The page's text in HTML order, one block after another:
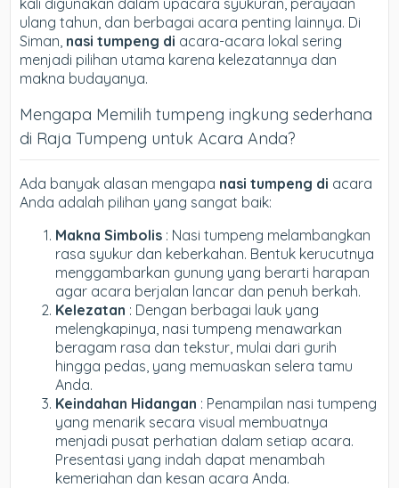
kali digunakan dalam upacara syukuran, perayaan
ulang tahun, dan berbagai acara penting lainnya. Di
Siman, nasi tumpeng di acara-acara lokal sering
menjadi pilihan utama karena kelezatannya dan
makna budayanya.
Mengapa Memilih tumpeng ingkung sederhana
di Raja Tumpeng untuk Acara Anda?
Ada banyak alasan mengapa nasi tumpeng di acara
Anda adalah pilihan yang sangat baik:
Makna Simbolis : Nasi tumpeng melambangkan
rasa syukur dan keberkahan. Bentuk kerucutnya
menggambarkan gunung yang berarti harapan
agar acara berjalan lancar dan penuh berkah.
Kelezatan : Dengan berbagai lauk yang
melengkapinya, nasi tumpeng menawarkan
beragam rasa dan tekstur, mulai dari gurih
hingga pedas, yang memuaskan selera tamu
Anda.
Keindahan Hidangan : Penampilan nasi tumpeng
yang menarik secara visual membuatnya
menjadi pusat perhatian dalam setiap acara.
Presentasi yang indah dapat menambah
kemeriahan dan kesan acara Anda.